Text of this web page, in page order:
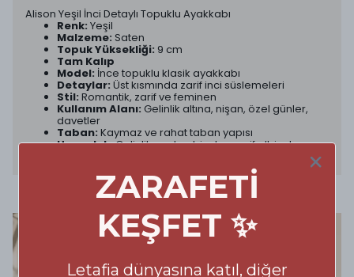
Alison Yeşil İnci Detaylı Topuklu Ayakkabı
Renk: Yeşil
Malzeme: Saten
Topuk Yüksekliği: 9 cm
Tam Kalıp
Model: İnce topuklu klasik ayakkabı
Detaylar: Üst kısmında zarif inci süslemeleri
Stil: Romantik, zarif ve feminen
Kullanım Alanı: Gelinlik altına, nişan, özel günler,
davetler
Taban: Kaymaz ve rahat taban yapısı
Uygunluk:Gelinlik, sade abiyeler, zarif elbiseler ve
ZARAFETİ
KEŞFET ✨
Letafia dünyasına katıl, diğer